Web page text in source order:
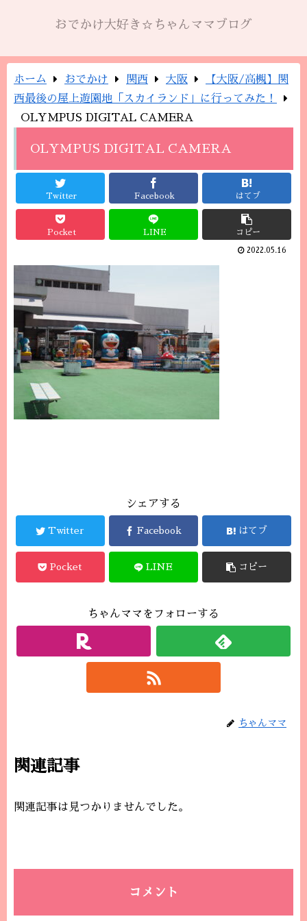
おでかけ大好き☆ちゃんママブログ
ホーム おでかけ 関西 大阪
【大阪/高槻】関
西最後の屋上遊園地「スカイランド」に行ってみた！
OLYMPUS DIGITAL CAMERA
OLYMPUS DIGITAL CAMERA
Twitter Facebook はてブ
Pocket LINE コピー
2022.05.16
シェアする
Twitter Facebook はてブ
Pocket LINE コピー
ちゃんママをフォローする
ちゃんママ
関連記事
関連記事は見つかりませんでした。
コメント